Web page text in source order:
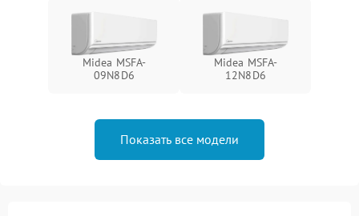
Midea MSFA-
09N8D6
Midea MSFA-
12N8D6
Показать все модели